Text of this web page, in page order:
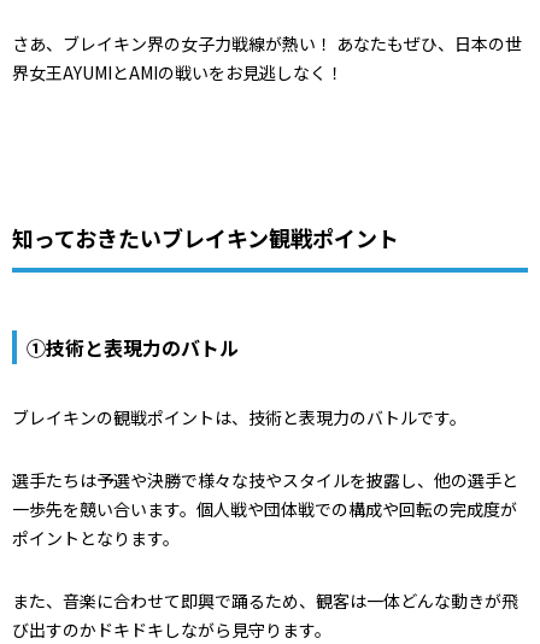
さあ、ブレイキン界の女子力戦線が熱い！ あなたもぜひ、日本の世
界女王AYUMIとAMIの戦いをお見逃しなく！
知っておきたいブレイキン観戦ポイント
①技術と表現力のバトル
ブレイキンの観戦ポイントは、技術と表現力のバトルです。
選手たちは予選や決勝で様々な技やスタイルを披露し、他の選手と
一歩先を競い合います。個人戦や団体戦での構成や回転の完成度が
ポイントとなります。
また、音楽に合わせて即興で踊るため、観客は一体どんな動きが飛
び出すのかドキドキしながら見守ります。